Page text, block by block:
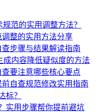
范的实用调整方法？
整的实用方法分享
步骤与结果解读指南
成内容降低疑似度的方法
要注意哪些核心要点
自查规范修改实用指南
标？
实用步骤帮你提前避坑